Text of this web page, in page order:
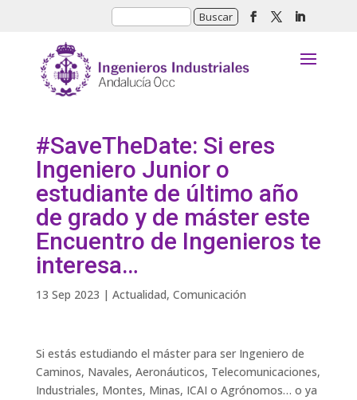
#SaveTheDate: Si eres
Ingeniero Junior o
estudiante de último año
de grado y de máster este
Encuentro de Ingenieros te
interesa…
13 Sep 2023 | Actualidad, Comunicación
Si estás estudiando el máster para ser Ingeniero de
Caminos, Navales, Aeronáuticos, Telecomunicaciones,
Industriales, Montes, Minas, ICAI o Agrónomos… o ya